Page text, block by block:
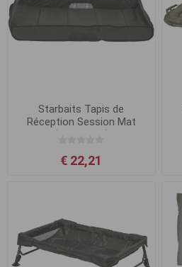
Starbaits Tapis de
Réception Session Mat
(110x52cm)
€ 22,21